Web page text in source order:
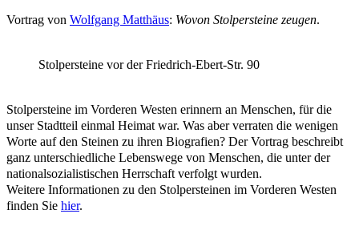
Vortrag von Wolfgang Matthäus: Wovon Stolpersteine zeugen.
Stolpersteine vor der Friedrich-Ebert-Str. 90
Stolpersteine im Vorderen Westen erinnern an Menschen, für die
unser Stadtteil einmal Heimat war. Was aber verraten die wenigen
Worte auf den Steinen zu ihren Biografien? Der Vortrag beschreibt
ganz unterschiedliche Lebenswege von Menschen, die unter der
nationalsozialistischen Herrschaft verfolgt wurden.
Weitere Informationen zu den Stolpersteinen im Vorderen Westen
finden Sie hier.